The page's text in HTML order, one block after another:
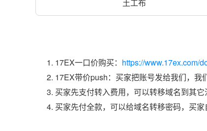
土工布
17EX一口价购买： https://www.17ex.com/
17EX带价push：买家把账号发给我们，我
买家先支付转入费用，可以转移域名到其
买家先付全款，可以给域名转移密码，买家